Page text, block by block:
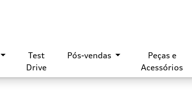
Test
Drive
Pós-vendas
Peças e
Acessórios